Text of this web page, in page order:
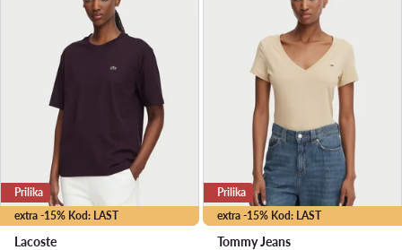
extra -15% Kod: LAST
Prilika
Lacoste
extra -15% Kod: LAST
Prilika
Tommy Jeans